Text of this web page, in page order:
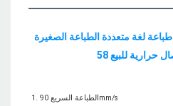
طباعة لغة متعددة الطباعة الصغيرة Z58-II Amazon Best Buy